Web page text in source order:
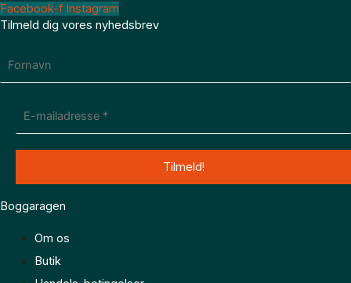
Facebook-f Instagram
Tilmeld dig vores nyhedsbrev
Boggaragen
Om os
Butik